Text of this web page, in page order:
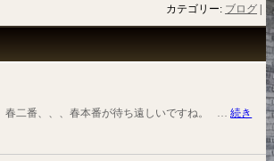
カテゴリー: ブログ
二番、、、春本番が待ち遠しいですね。 …続き